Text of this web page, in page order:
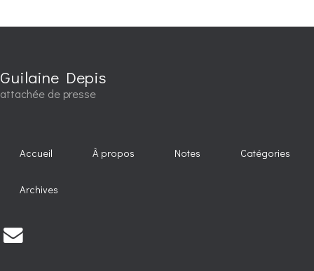
Guilaine Depis
attachée de presse
Accueil À propos Notes Catégories
Archives